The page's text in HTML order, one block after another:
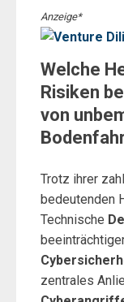
Anzeige*
Welche
Risiken
von
Trotz ihrer
bedeutenden
Technische
zentrales